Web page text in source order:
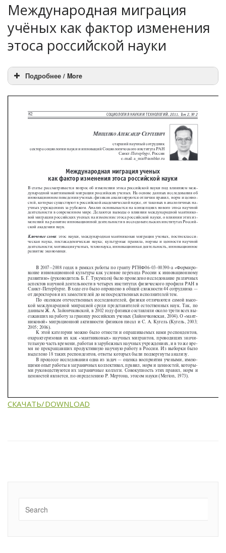
Международная миграция
учёных как фактор изменения
этоса российской науки
Подробнее / More
СКАЧАТЬ/DOWNLOAD